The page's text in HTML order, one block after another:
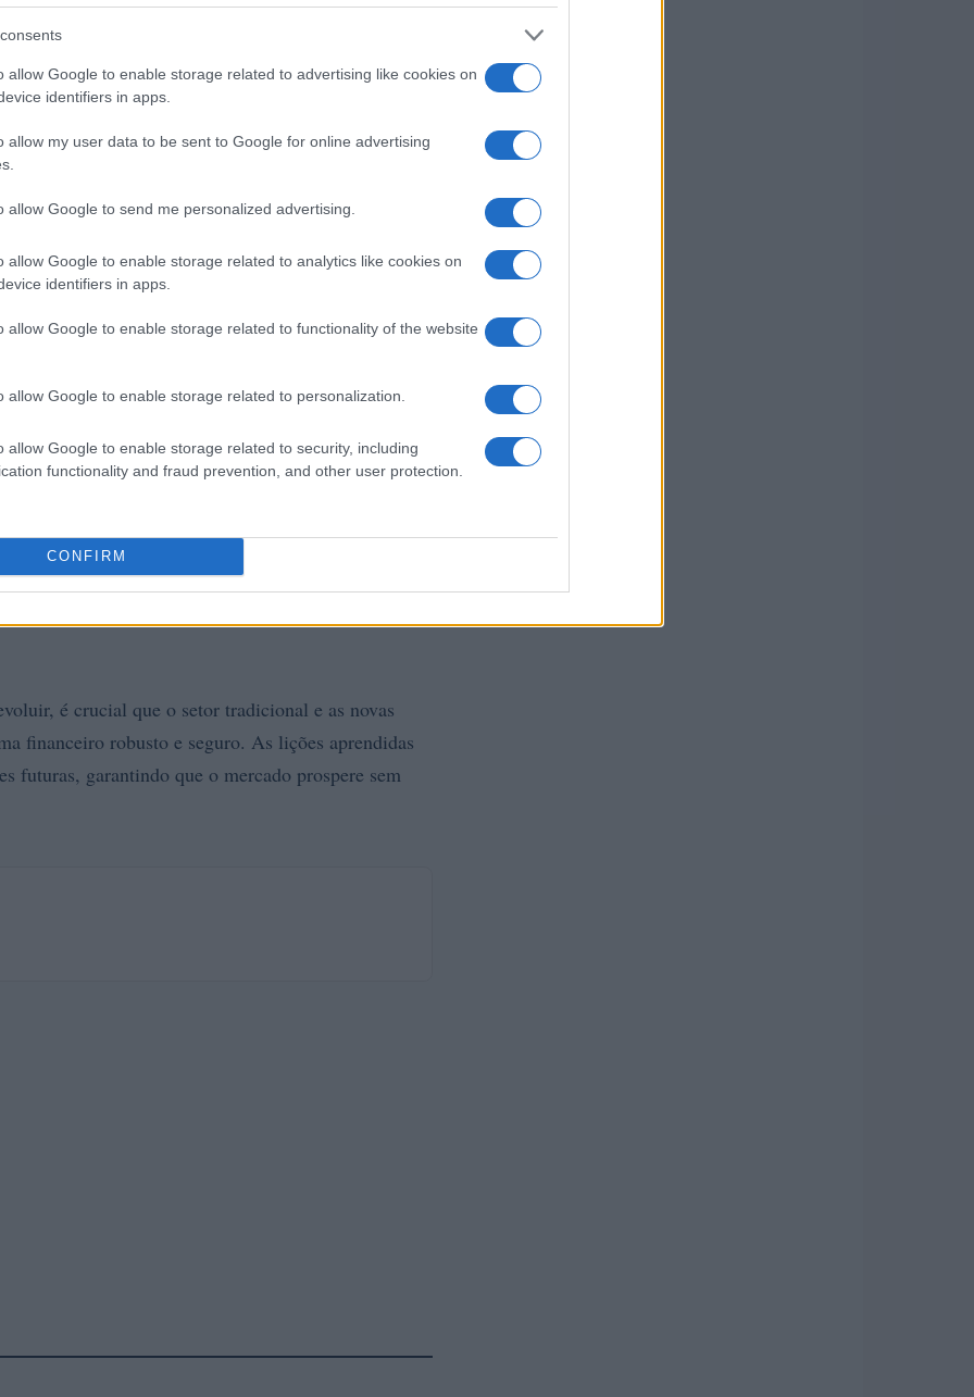
allow Google to enable storage related to advertising like cookies on
identifiers in apps.
allow my user data to be sent to Google for online advertising
allow Google to send me personalized advertising.
allow Google to enable storage related to analytics like cookies on
identifiers in apps.
allow Google to enable storage related to functionality of the website
allow Google to enable storage related to personalization.
allow Google to enable storage related to security, including
functionality and fraud prevention, and other user protection.
CONFIRM
serviços mais rápidos, convenientes e
especialmente os millennials.
ser ignoradas. Autoridades de regulação, como
setor para garantir que as fintechs cumpram as
aliquidezdo sistema. Adue diligenceé
de potenciais riscos.
é crucial que o setor tradicional e as novas
financeiro robusto e seguro. As lições aprendidas
futuras, garantindo que o mercado prospere sem